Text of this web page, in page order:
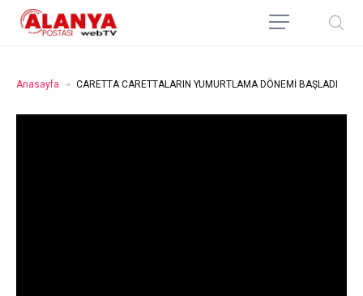
Anasayfa CARETTA CARETTALARIN YUMURTLAMA DÖNEMİ BAŞLADI